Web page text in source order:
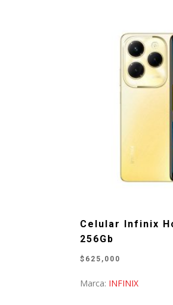
Celular Infinix
256Gb
$ 625,000
Marca: INFINIX